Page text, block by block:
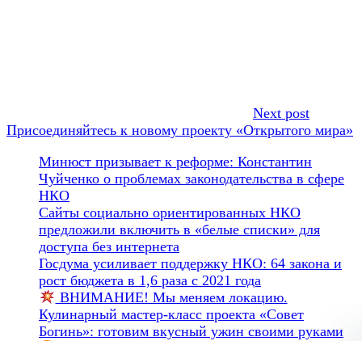
Next post
Присоединяйтесь к новому проекту «Открытого мира»
Минюст призывает к реформе: Константин
Чуйченко о проблемах законодательства в сфере
НКО
Сайты социально ориентированных НКО
предложили включить в «белые списки» для
доступа без интернета
Госдума усиливает поддержку НКО: 64 закона и
рост бюджета в 1,6 раза с 2021 года
ВНИМАНИЕ! Мы меняем локацию.
Кулинарный мастер-класс проекта «Совет
Богинь»: готовим вкусный ужин своими руками